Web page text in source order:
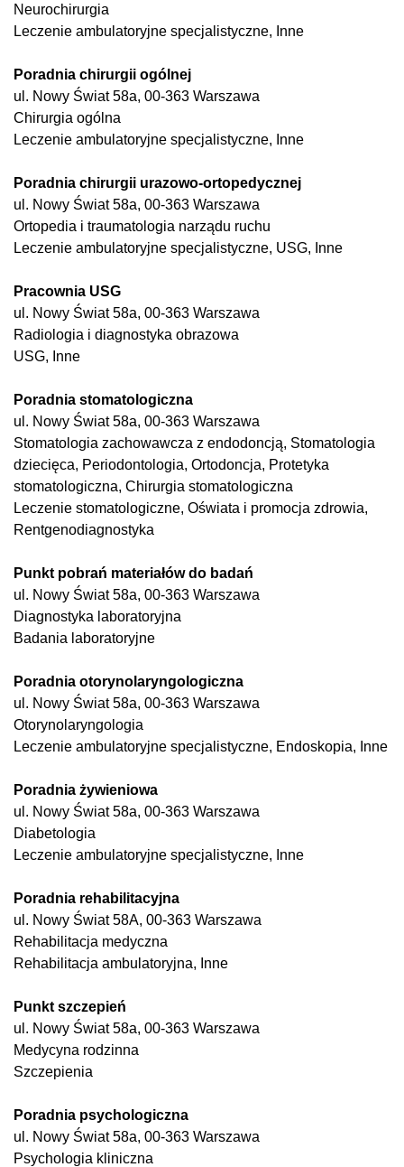
Neurochirurgia
Leczenie ambulatoryjne specjalistyczne, Inne
Poradnia chirurgii ogólnej
ul. Nowy Świat 58a, 00-363 Warszawa
Chirurgia ogólna
Leczenie ambulatoryjne specjalistyczne, Inne
Poradnia chirurgii urazowo-ortopedycznej
ul. Nowy Świat 58a, 00-363 Warszawa
Ortopedia i traumatologia narządu ruchu
Leczenie ambulatoryjne specjalistyczne, USG, Inne
Pracownia USG
ul. Nowy Świat 58a, 00-363 Warszawa
Radiologia i diagnostyka obrazowa
USG, Inne
Poradnia stomatologiczna
ul. Nowy Świat 58a, 00-363 Warszawa
Stomatologia zachowawcza z endodoncją, Stomatologia
dziecięca, Periodontologia, Ortodoncja, Protetyka
stomatologiczna, Chirurgia stomatologiczna
Leczenie stomatologiczne, Oświata i promocja zdrowia,
Rentgenodiagnostyka
Punkt pobrań materiałów do badań
ul. Nowy Świat 58a, 00-363 Warszawa
Diagnostyka laboratoryjna
Badania laboratoryjne
Poradnia otorynolaryngologiczna
ul. Nowy Świat 58a, 00-363 Warszawa
Otorynolaryngologia
Leczenie ambulatoryjne specjalistyczne, Endoskopia, Inne
Poradnia żywieniowa
ul. Nowy Świat 58a, 00-363 Warszawa
Diabetologia
Leczenie ambulatoryjne specjalistyczne, Inne
Poradnia rehabilitacyjna
ul. Nowy Świat 58A, 00-363 Warszawa
Rehabilitacja medyczna
Rehabilitacja ambulatoryjna, Inne
Punkt szczepień
ul. Nowy Świat 58a, 00-363 Warszawa
Medycyna rodzinna
Szczepienia
Poradnia psychologiczna
ul. Nowy Świat 58a, 00-363 Warszawa
Psychologia kliniczna